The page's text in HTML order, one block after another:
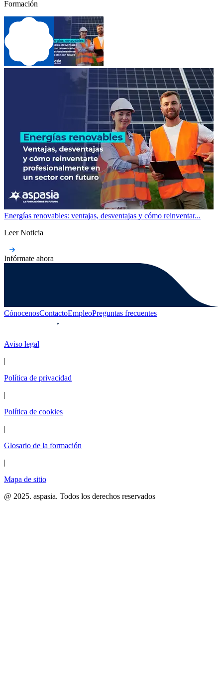
Formación
Energías renovables: ventajas, desventajas y cómo reinventar...
Leer Noticia
Infórmate ahora
CónocenosContactoEmpleoPreguntas frecuentes
Aviso legal
|
Política de privacidad
|
Política de cookies
|
Glosario de la formación
|
Mapa de sitio
@ 2025. aspasia. Todos los derechos reservados